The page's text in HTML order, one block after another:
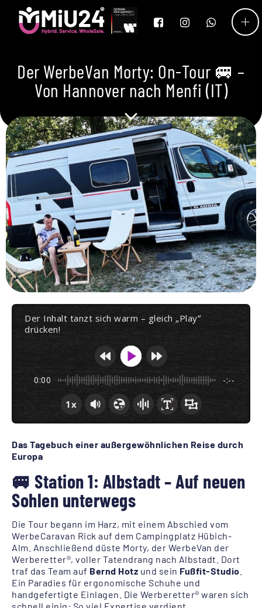
Der WerbeVan Morty: On-Tour 🚐 –
Von Hannover nach Menfi (IT)
Der Inhalt tanzt sich warm – gleich „Play“
drücken!
0:00 -:--
1x
Das Tagebuch einer außergewöhnlichen Reise durch
Europa
🚐 Station 1: Albstadt – Auf neuen
Sohlen unterwegs
Die Tour begann im Harz, mit einem Abschied vom
WerbeCaravan Rick auf dem Campingplatz Hübich-
Alm. Anschließend düste Morty, der WerbeVan der
Werberetter®, voller Tatendrang nach Albstadt. Dort
traf das Team auf Bernd Hotz und sein Fußfit-Studio
Ein Paradies für ergonomische Schuhe und
handgefertigte Einlagen. Die Werberetter® waren sich